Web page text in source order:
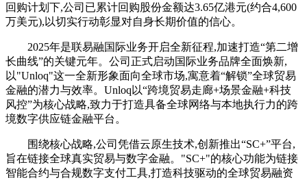
回购计划下,公司已累计回购股份金额达3.65亿港元(约合4,600
万美元),以切实行动彰显对自身长期价值的信心。
2025年是联易融国际业务开启全新征程,加速打造“第二增
长曲线”的关键元年。公司正式启动国际业务品牌全面焕新,
以"Unloq"这一全新形象面向全球市场,寓意着“解锁”全球贸易
金融的潜力与效率。Unloq以“跨境贸易走廊+场景金融+科技
风控”为核心战略,致力于打造具备全球网络与本地执行力的跨
境数字供应链金融平台。
围绕核心战略,公司凭借云原生技术,创新推出“SC+”平台,
旨在链接全球真实贸易与数字金融。"SC+"的核心功能为链接
智能合约与合规数字支付工具,打造科技驱动的全球贸易融资